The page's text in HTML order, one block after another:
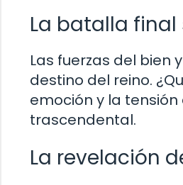
La batalla final
Las fuerzas del
destino del reino.
emoción y la
trascendental.
La revelación